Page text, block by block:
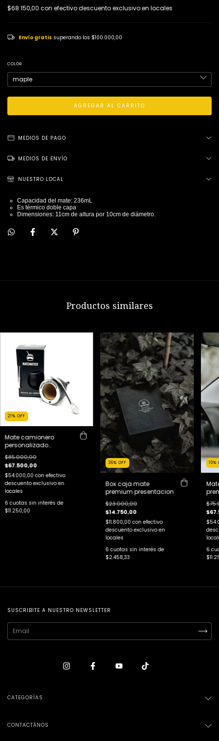
$68.150,00 con efectivo descuento exclusivo en locales
Envío gratis superando los $100.000,00
COLOR
MEDIOS DE PAGO
MEDIOS DE ENVÍO
NUESTRO LOCAL
Capacidad del mate: 236mL
Es térmico doble capa
Dimensiones: 11cm de altura por 10cm de diámetro.
Productos similares
21 % OFF
Mate camionero
personalizado
premium + bombilla+
caja de regalo
$85.000,00
$67.500,00
$54.000,00con efectivo
descuento exclusivo en
locales
6 cuotas sin interés de
$11.250,00
36% OFF
Box caja mate
premium presentacion
$23.000,00
$14.750,00
$11.800,00con efectivo
descuento exclusivo en
locales
6 cuotas sin interés de
$2.458,33
10%
loro
6
SUSCRIBITE A NUESTRO NEWSLETTER
CATEGORÍAS
CONTACTÁNOS